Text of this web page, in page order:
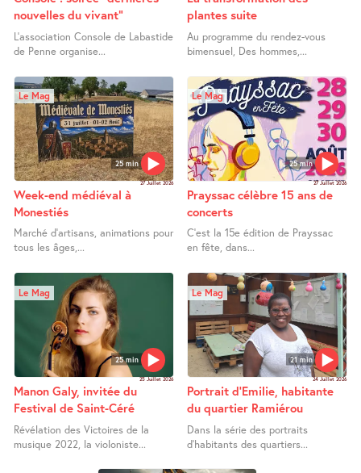
nouvelles du vivant"
L’association Console de Labastide
de Penne organise...
plantes suite
Au programme du rendez-vous
bimensuel, Des hommes,...
25 min
Le Mag
27 Juillet 2026
Week-end médiéval à
Monestiés
Marché d’artisans, animations pour
tous les âges,...
25 min
Le Mag
27 Juillet 2026
Prayssac célèbre 15 ans de
concerts
C’est la 15e édition de Prayssac
en fête, dans...
25 min
Le Mag
25 Juillet 2026
Manon Galy, invitée du
Festival de Saint-Céré
Révélation des Victoires de la
musique 2022, la violoniste...
21 min
Le Mag
24 Juillet 2026
Portrait d’Emilie, habitante
du quartier Ramiérou
Dans la série des portraits
d’habitants des quartiers...